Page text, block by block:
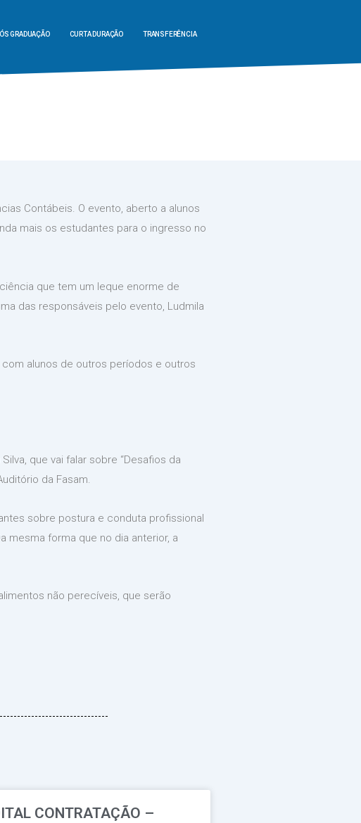
GRADUAÇÃO CURTA DURAÇÃO TRANSFERÊNCIA
Contábeis. O evento, aberto a alunos
mais os estudantes para o ingresso no
que tem um leque enorme de
das responsáveis pelo evento, Ludmila
alunos de outros períodos e outros
que vai falar sobre “Desafios da
da Fasam.
sobre postura e conduta profissional
mesma forma que no dia anterior, a
não perecíveis, que serão
CONTRATAÇÃO –